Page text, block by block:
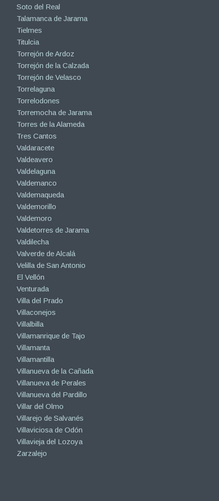
Soto del Real
Talamanca de Jarama
Tielmes
Titulcia
Torrejón de Ardoz
Torrejón de la Calzada
Torrejón de Velasco
Torrelaguna
Torrelodones
Torremocha de Jarama
Torres de la Alameda
Tres Cantos
Valdaracete
Valdeavero
Valdelaguna
Valdemanco
Valdemaqueda
Valdemorillo
Valdemoro
Valdetorres de Jarama
Valdilecha
Valverde de Alcalá
Velilla de San Antonio
El Vellón
Venturada
Villa del Prado
Villaconejos
Villalbilla
Villamanrique de Tajo
Villamanta
Villamantilla
Villanueva de la Cañada
Villanueva de Perales
Villanueva del Pardillo
Villar del Olmo
Villarejo de Salvanés
Villaviciosa de Odón
Villavieja del Lozoya
Zarzalejo